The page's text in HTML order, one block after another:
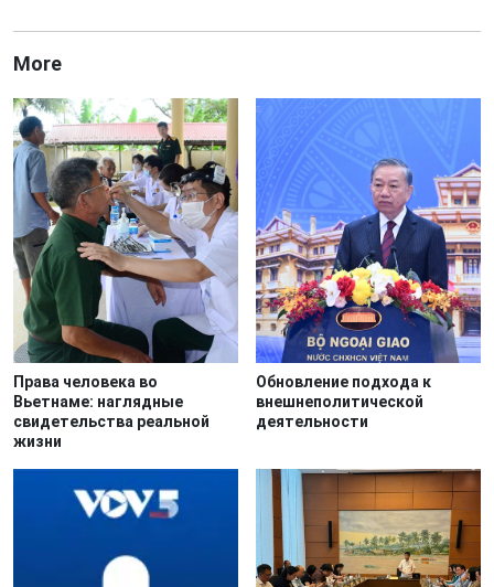
More
Права человека во
Вьетнаме: наглядные
свидетельства реальной
жизни
Обновление подхода к
внешнеполитической
деятельности